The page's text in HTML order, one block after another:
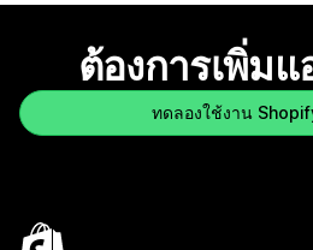
ต้องการเพิ่ม
ทดลองใช้งาน